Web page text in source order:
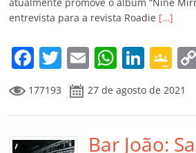
ro
o
m
entrevista para a revista Roadie […]
F
a
c
e
b
T
w
itt
er
E
m
ai
l
W
at
s
A
Li
n
k
e
dI
G
o
o
gl
e
177193 27 de agosto de 2021
Bar João: